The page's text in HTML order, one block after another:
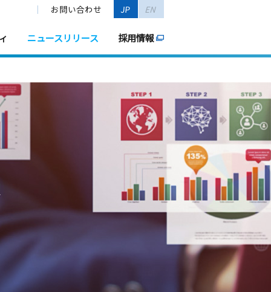
お問い合わせ JP EN
ニュースリリース 採用情報